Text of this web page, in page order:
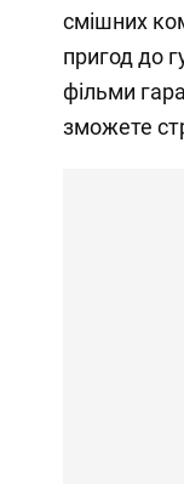
смішних
пригод до
фільми
зможете